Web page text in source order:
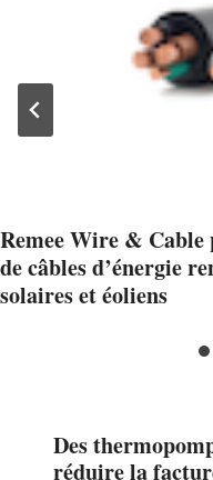
Remee Wire & Cable
de câbles d’énergie
solaires et éoliens
Des
réduire la